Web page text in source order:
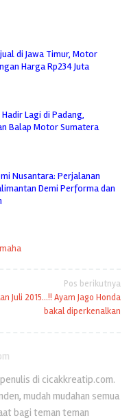
di Jawa Timur, Motor
Harga Rp234 Juta
Lagi di Padang,
Balap Motor Sumatera
Nusantara: Perjalanan
Demi Performa dan
Pos berikutnya
Juli 2015…!! Ayam Jago Honda
bakal diperkenalkan
di cicakkreatip.com.
mudah mudahan semua
bagi teman teman